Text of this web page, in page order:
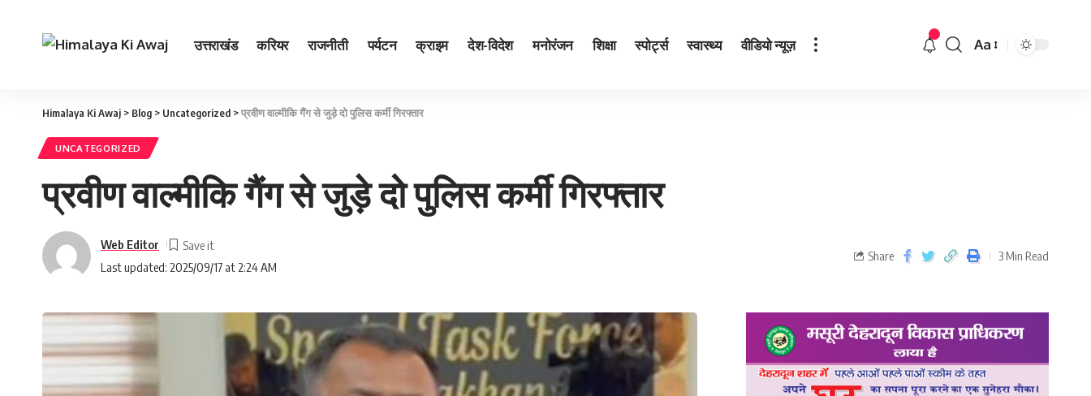
उत्तराखंड करियर राजनीती पर्यटन क्राइम देश-विदेश मनोरंजन शिक्षा स्पोर्ट्स स्वास्थ्य वीडियो न्यूज़ Aa
Himalaya Ki Awaj > Blog > Uncategorized >प्रवीण वाल्मीकि गैंग से जुड़े दो पुलिस कर्मी गिरफ्तार
UNCATEGORIZED
प्रवीण वाल्मीकि गैंग से जुड़े दो पुलिस कर्मी गिरफ्तार
Last updated: 2025/09/17 at 2:24 AM
Web Editor
Share 3 Min Read